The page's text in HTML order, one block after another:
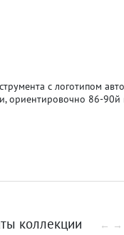
с логотипом
ориентировочно 86-90й
коллекции ← →